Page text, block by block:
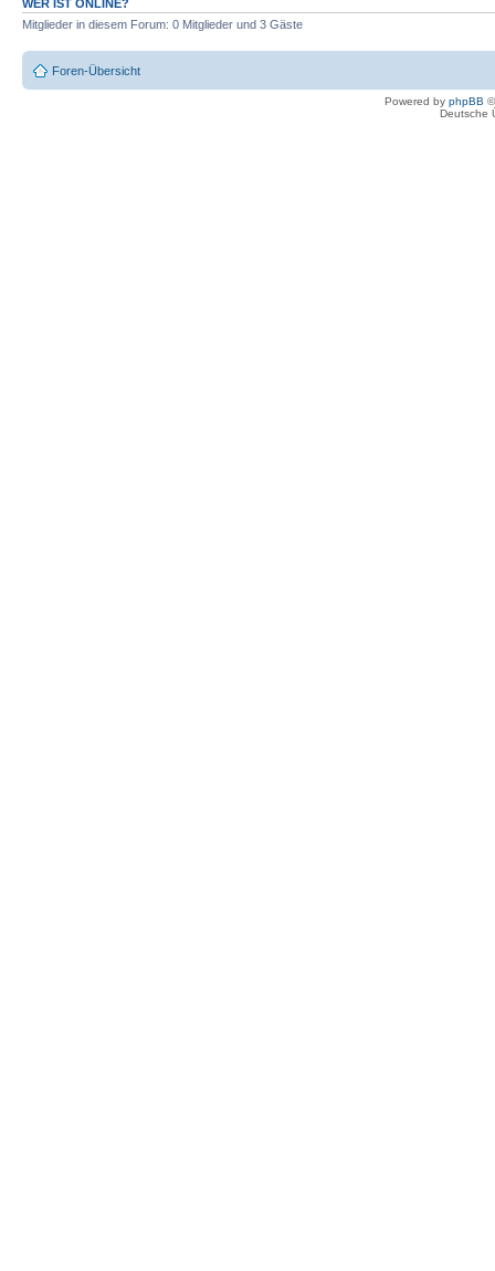
WER IST ONLINE?
Mitglieder in diesem Forum: 0 Mitglieder und 3 Gäste
Foren-Übersicht
Powered by phpBB
Deutsche